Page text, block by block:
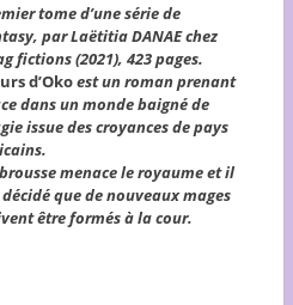
tome d’une série de
par Laëtitia DANAE chez
fictions (2021), 423 pages.
d’Okoest un roman prenant
dans un monde baigné de
issue des croyances de pays
menace le royaume et il
que de nouveaux mages
être formés à la cour.